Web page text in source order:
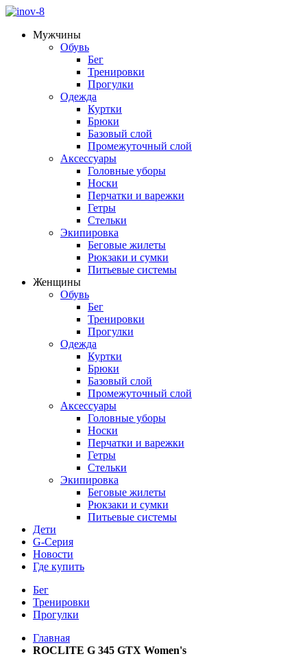
Мужчины
Обувь
Бег
Тренировки
Прогулки
Одежда
Куртки
Брюки
Базовый слой
Промежуточный слой
Аксессуары
Головные уборы
Носки
Перчатки и варежки
Гетры
Стельки
Экипировка
Беговые жилеты
Рюкзаки и сумки
Питьевые системы
Женщины
Обувь
Бег
Тренировки
Прогулки
Одежда
Куртки
Брюки
Базовый слой
Промежуточный слой
Аксессуары
Головные уборы
Носки
Перчатки и варежки
Гетры
Стельки
Экипировка
Беговые жилеты
Рюкзаки и сумки
Питьевые системы
Дети
G-Серия
Новости
Где купить
Бег
Тренировки
Прогулки
Главная
ROCLITE G 345 GTX Women's